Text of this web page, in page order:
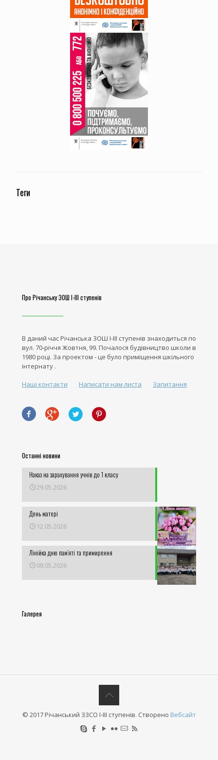
Теги
Про Річанську ЗОШ І-ІІІ ступенів
В даний час Річанська ЗОШ І-ІІІ ступенів знаходиться по
вул. 70-річчя Жовтня, 99. Почалося будівництво школи в
1980 році. За проектом - це було приміщення шкільного
інтернату .
Наші контакти Написати нам листа Запитання
Останні новини
Наказ на зарахування учнів до 1 класу
29.05.2026
День матері
12.05.2026
Лінійка дню пам’яті та примирення
08.05.2026
Галерея
© 2017 Річанський ЗЗСО І-ІІІ ступенів. Створено Вебсайт